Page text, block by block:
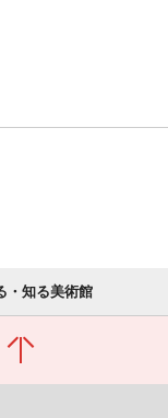
知る美術館